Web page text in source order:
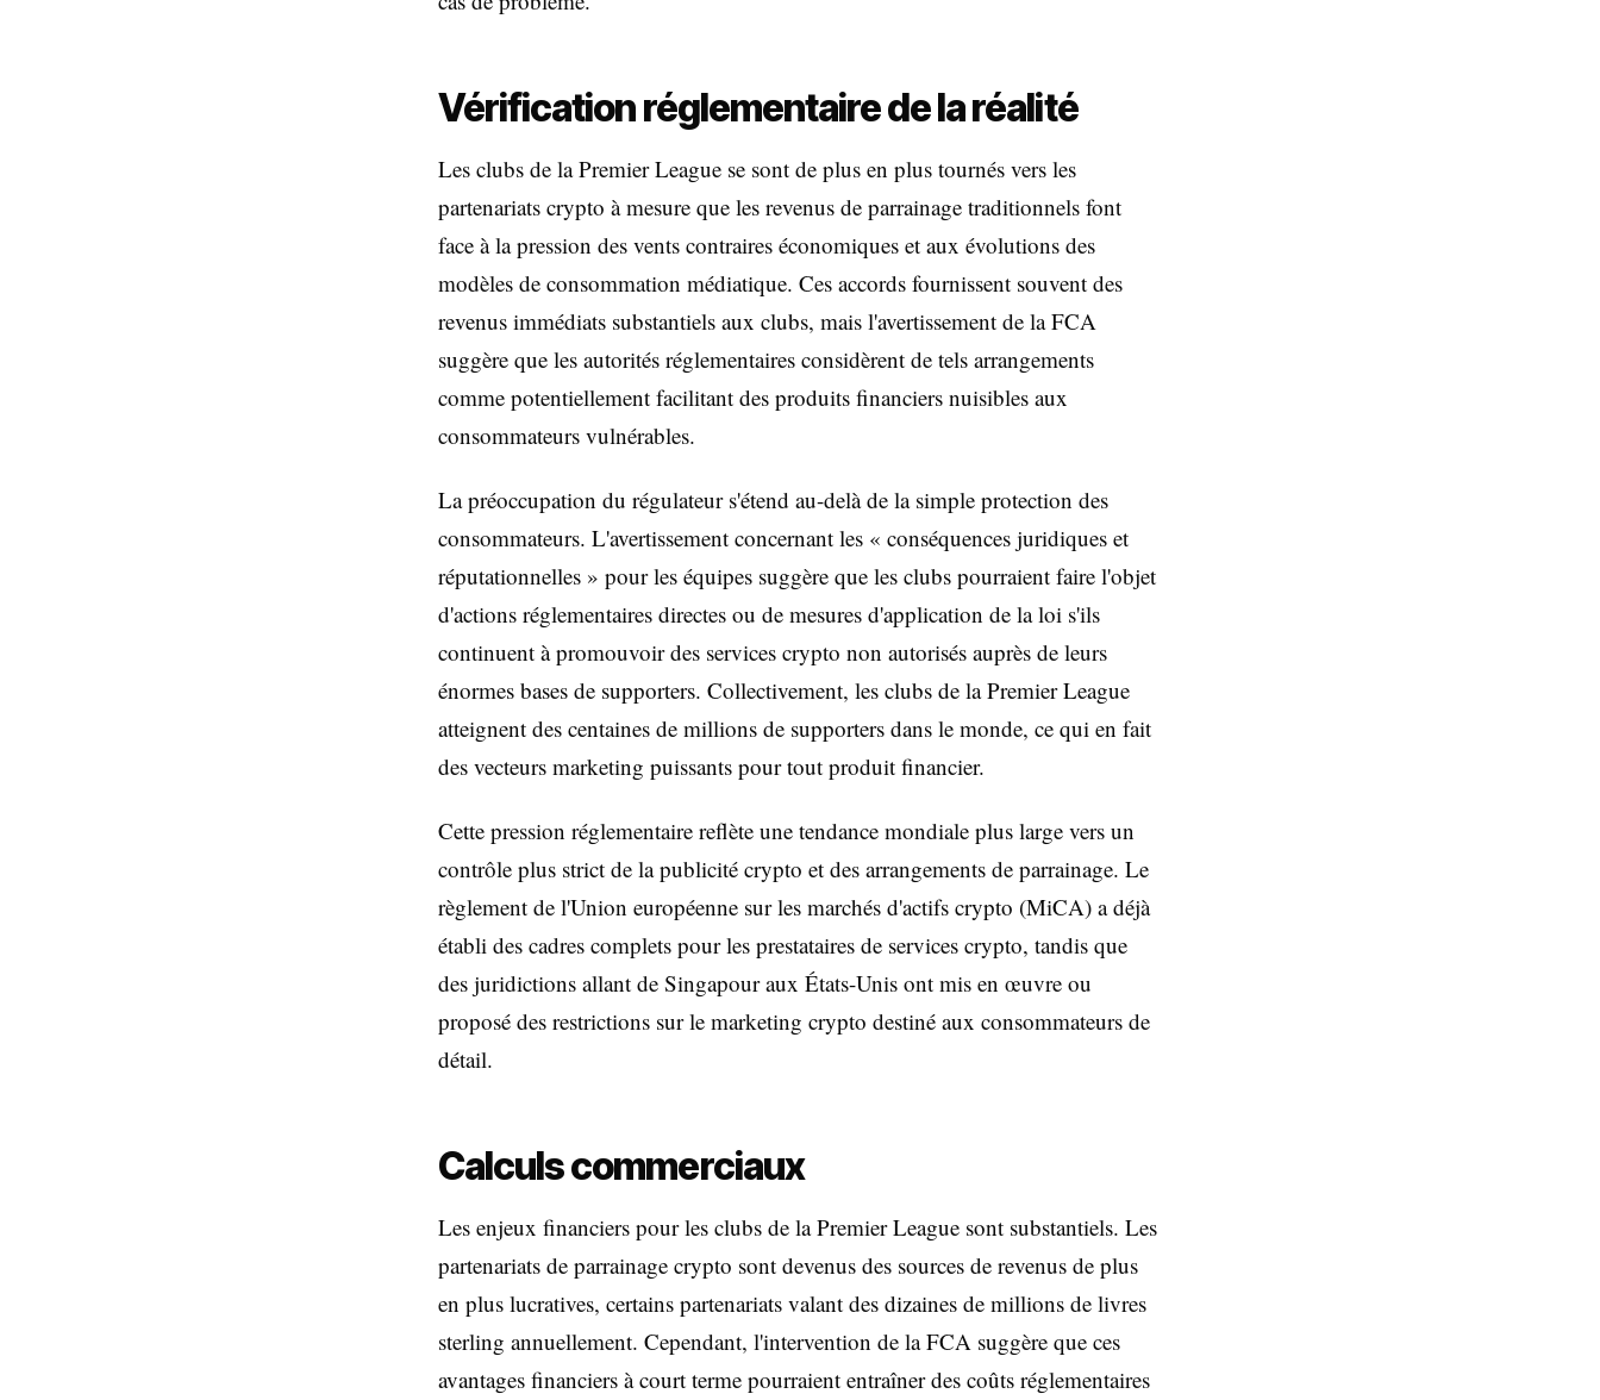
Vérification réglementaire de la réalité
Les clubs de la Premier League se sont de plus en plus tournés vers les
partenariats crypto à mesure que les revenus de parrainage traditionnels font
face à la pression des vents contraires économiques et aux évolutions des
modèles de consommation médiatique. Ces accords fournissent souvent des
revenus immédiats substantiels aux clubs, mais l'avertissement de la FCA
suggère que les autorités réglementaires considèrent de tels arrangements
comme potentiellement facilitant des produits financiers nuisibles aux
consommateurs vulnérables.
La préoccupation du régulateur s'étend au-delà de la simple protection des
consommateurs. L'avertissement concernant les « conséquences juridiques et
réputationnelles » pour les équipes suggère que les clubs pourraient faire l'objet
d'actions réglementaires directes ou de mesures d'application de la loi s'ils
continuent à promouvoir des services crypto non autorisés auprès de leurs
énormes bases de supporters. Collectivement, les clubs de la Premier League
atteignent des centaines de millions de supporters dans le monde, ce qui en fait
des vecteurs marketing puissants pour tout produit financier.
Cette pression réglementaire reflète une tendance mondiale plus large vers un
contrôle plus strict de la publicité crypto et des arrangements de parrainage. Le
règlement de l'Union européenne sur les marchés d'actifs crypto (MiCA) a déjà
établi des cadres complets pour les prestataires de services crypto, tandis que
des juridictions allant de Singapour aux États-Unis ont mis en œuvre ou
proposé des restrictions sur le marketing crypto destiné aux consommateurs de
détail.
Calculs commerciaux
Les enjeux financiers pour les clubs de la Premier League sont substantiels. Les
partenariats de parrainage crypto sont devenus des sources de revenus de plus
en plus lucratives, certains partenariats valant des dizaines de millions de livres
sterling annuellement. Cependant, l'intervention de la FCA suggère que ces
avantages financiers à court terme pourraient entraîner des coûts réglementaires